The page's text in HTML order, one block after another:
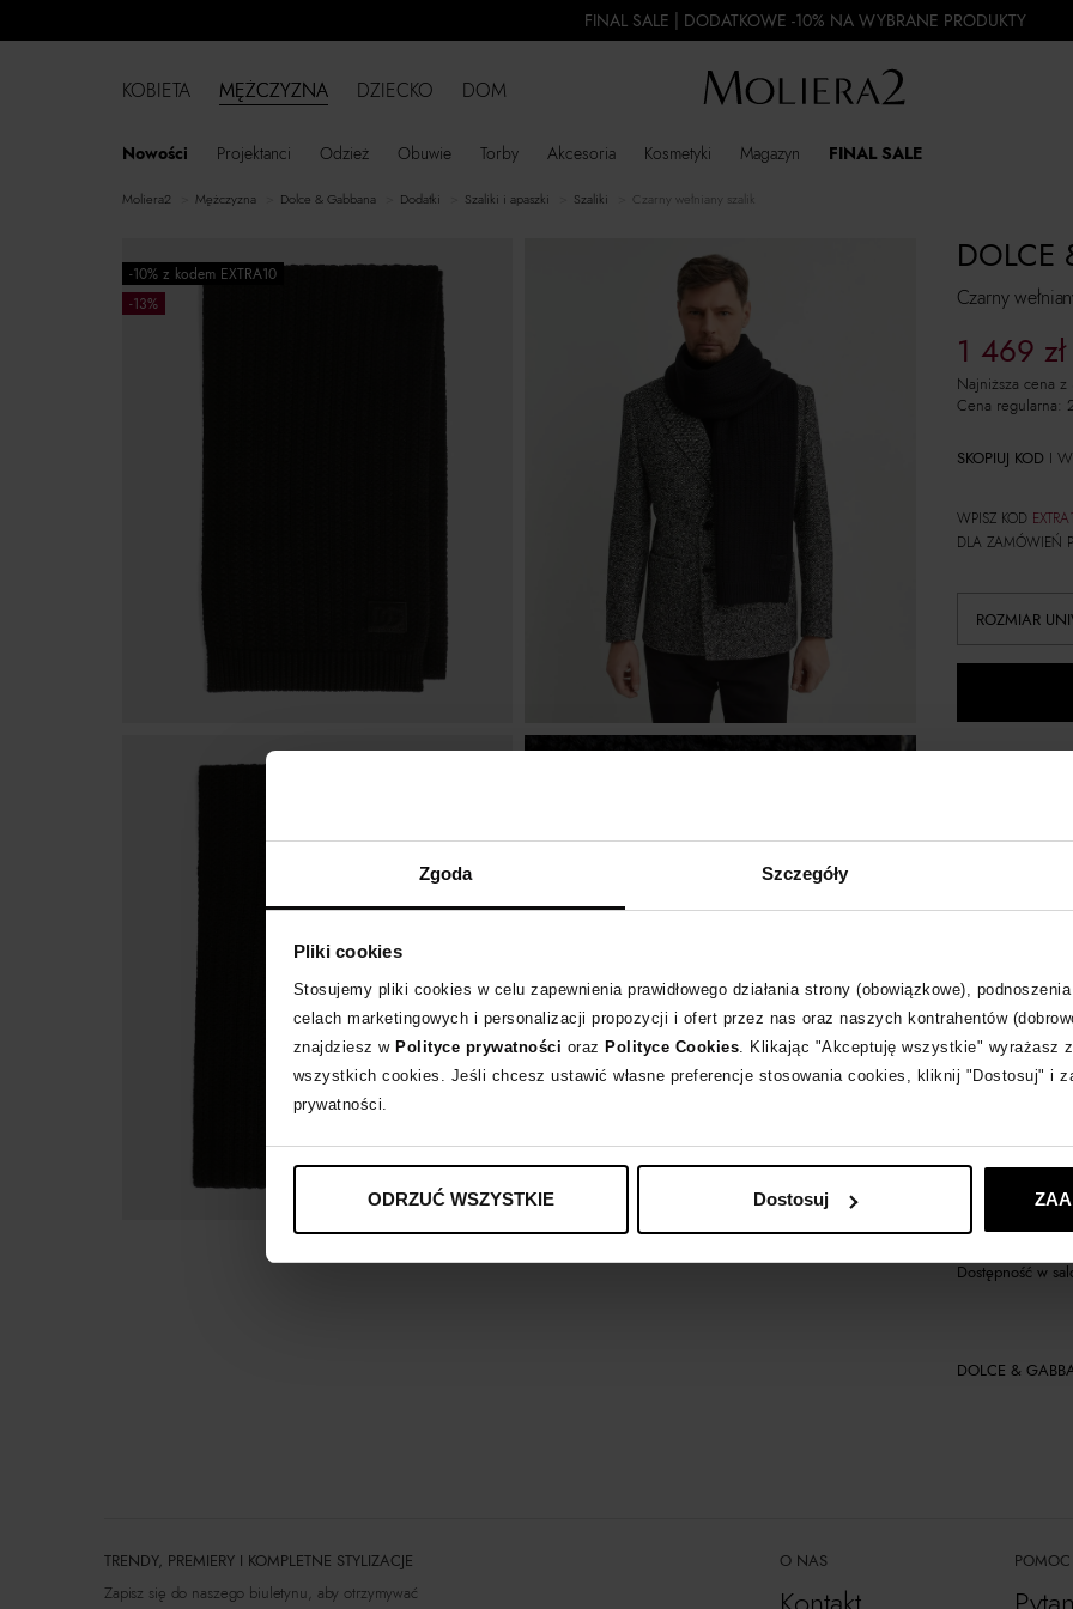
Zgoda Szczegóły
Pliki cookies
Stosujemy pliki cookies w celu zapewnienia prawidłowego działania strony (obowiązkowe),
celach marketingowych i personalizacji propozycji i ofert przez nas oraz naszych kontrahentów
znajdziesz w Polityce prywatności oraz Polityce Cookies . Klikając "Akceptuję wszystkie" wyrażasz
wszystkich cookies. Jeśli chcesz ustawić własne preferencje stosowania cookies, kliknij "Dostosuj" i
prywatności.
ODRZUĆ WSZYSTKIE Dostosuj
FINAL SALE | DODATKOWE -10% NA WYBRANE PRODUKTY
KOBIETA MĘŻCZYZNA
Nowości Projektanci Odzież Obuwie Torby Akcesoria Kosmetyki Magazyn FINAL SALE
DZIECKO DOM
moliera2 mężczyzna Dolce & Gabbana dodatki szaliki i apaszki szaliki Czarny wełniany szalik
-10% z kodem EXTRA10
-13%
Czarny
DOLCE
1 469 zł
Najniższa cena
Cena regularna:
SKOPIUJ KOD I
WPISZ KOD
DLA ZAMÓWIEŃ
ROZMIAR
14 dni na
Kup
Dostępność w
DOLCE &
TRENDY, PREMIERY I KOMPLETNE STYLIZACJE
Zapisz się do naszego biuletynu, aby otrzymywać
O NAS POMOC